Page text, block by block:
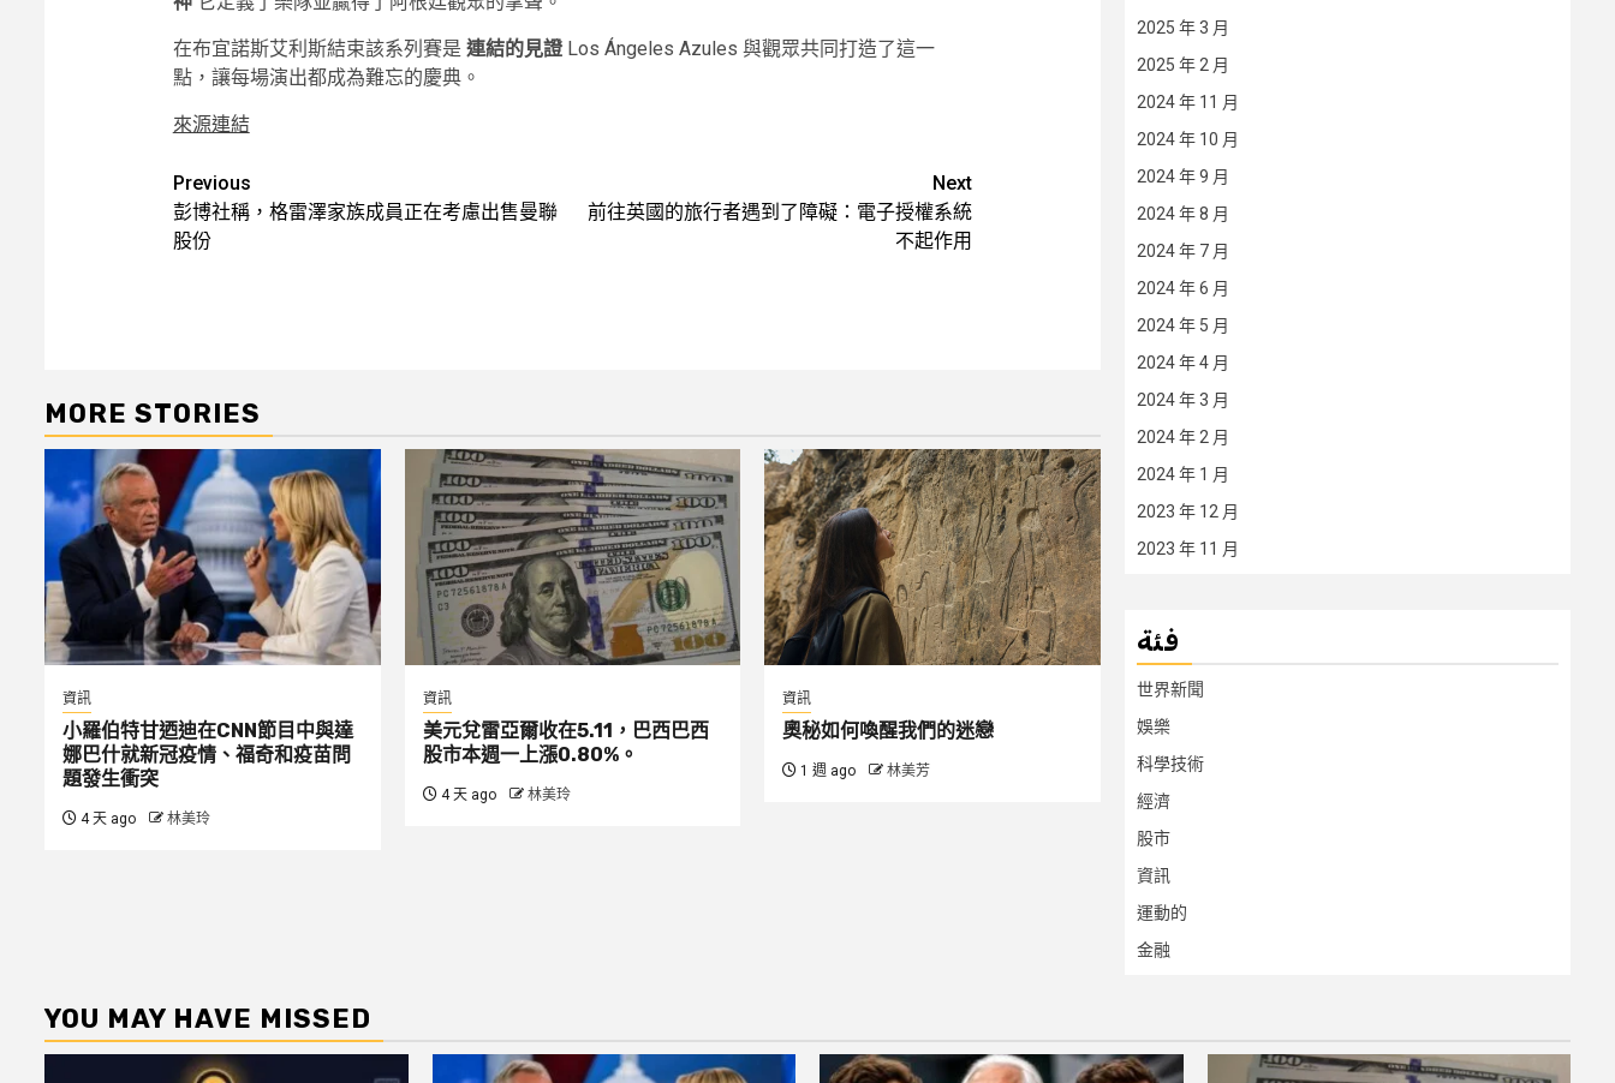
在布宜諾斯艾利斯結束該系列賽是 連結的見證Los Ángeles Azules 與觀眾共同打造了這一
點，讓每場演出都成為難忘的慶典。
來源連結
Post
navigation
Previous
彭博社稱，格雷澤家族成員正在考慮出售曼聯
股份
Next
前往英國的旅行者遇到了障礙：電子授權系統
不起作用
MORE STORIES
資訊
小羅伯特甘迺迪在CNN節目中與達
娜巴什就新冠疫情、福奇和疫苗問
題發生衝突
4 天 ago 林美玲
資訊
美元兌雷亞爾收在5.11，巴西巴西
股市本週一上漲0.80%。
4 天 ago 林美玲
資訊
奧秘如何喚醒我們的迷戀
1 週 ago 林美芳
2025 年 3 月
2025 年 2 月
2024 年 11 月
2024 年 10 月
2024 年 9 月
2024 年 8 月
2024 年 7 月
2024 年 6 月
2024 年 5 月
2024 年 4 月
2024 年 3 月
2024 年 2 月
2024 年 1 月
2023 年 12 月
2023 年 11 月
فئة
世界新聞
娛樂
科學技術
經濟
股市
資訊
運動的
金融
YOU MAY HAVE MISSED